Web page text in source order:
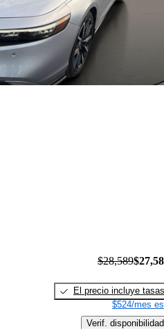
$28,589
El precio incluye tasas
$524/mes
Verif. disponibilidad